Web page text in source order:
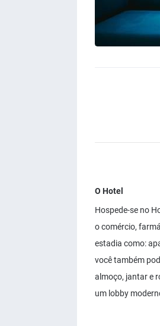
O Hotel
Hospede-se no
o comércio,
estadia como:
você também
almoço, jantar e
um lobby